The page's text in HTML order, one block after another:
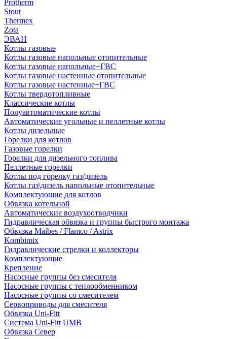
Protherm
Stout
Thermex
Zota
ЭВАН
Котлы газовые
Котлы газовые напольные отопительные
Котлы газовые напольные+ГВС
Котлы газовые настенные отопительные
Котлы газовые настенные+ГВС
Котлы твердотопливные
Классические котлы
Полуавтоматические котлы
Автоматические угольные и пеллетные котлы
Котлы дизельные
Горелки для котлов
Газовые горелки
Горелки для дизельного топлива
Пеллетные горелки
Котлы под горелку газ/дизель
Котлы газ\дизель напольные отопительные
Комплектующие для котлов
Обвязка котельной
Автоматические воздухоотводчики
Гидравлическая обвязка и группы быстрого монтажа
Обвязка Maibes / Flamco / Astrix
Kombimix
Гидравлические стрелки и коллекторы
Комплектующие
Крепление
Насосные группы без смесителя
Насосные группы с теплообменником
Насосные группы со смесителем
Сервоприводы для смесителя
Обвязка Uni-Fitt
Система Uni-Fitt UMB
Обвязка Север